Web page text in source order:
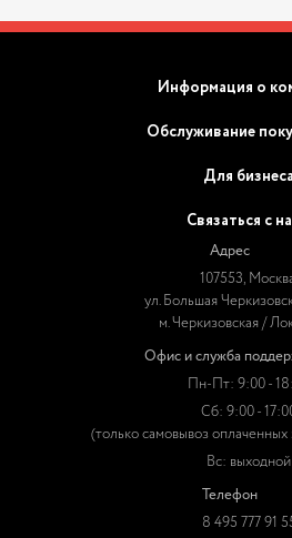
Информация о
Обслуживание
Для бизнеса
Связаться с
Адрес
107553,
ул. Большая
м. Черкизовская /
Офис и служба
Пн-Пт: 9:00 -
Сб: 9:00 -
(только самовывоз оплаченных
Вс: выходной
Телефон
8 495 777 91